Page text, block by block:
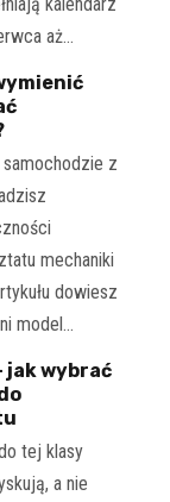
aż…
z
mechaniki
dowiesz
model…
jak wybrać
tej klasy
a nie